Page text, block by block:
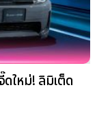
ใหม่! ลิมิเต็ด